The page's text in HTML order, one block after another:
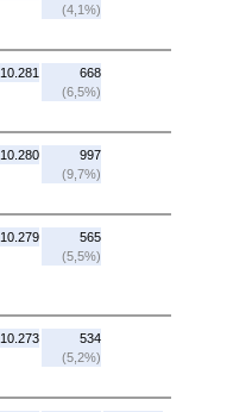
(4,1%)
10.281
668
(6,5%)
10.280
997
(9,7%)
10.279
565
(5,5%)
10.273
534
(5,2%)